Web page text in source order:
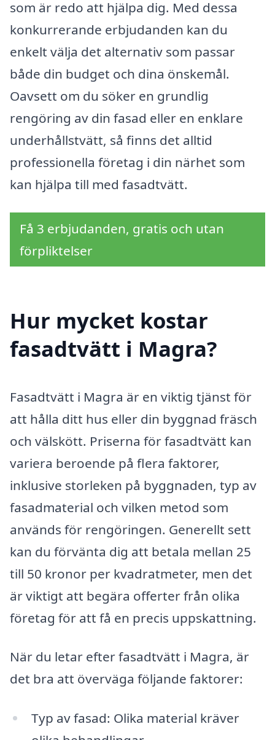
som är redo att hjälpa dig. Med dessa
konkurrerande erbjudanden kan du
enkelt välja det alternativ som passar
både din budget och dina önskemål.
Oavsett om du söker en grundlig
rengöring av din fasad eller en enklare
underhållstvätt, så finns det alltid
professionella företag i din närhet som
kan hjälpa till med fasadtvätt.
Få 3 erbjudanden, gratis och utan
förpliktelser
Hur mycket kostar
fasadtvätt i Magra?
Fasadtvätt i Magra är en viktig tjänst för
att hålla ditt hus eller din byggnad fräsch
och välskött. Priserna för fasadtvätt kan
variera beroende på flera faktorer,
inklusive storleken på byggnaden, typ av
fasadmaterial och vilken metod som
används för rengöringen. Generellt sett
kan du förvänta dig att betala mellan 25
till 50 kronor per kvadratmeter, men det
är viktigt att begära offerter från olika
företag för att få en precis uppskattning.
När du letar efter fasadtvätt i Magra, är
det bra att överväga följande faktorer:
Typ av fasad: Olika material kräver